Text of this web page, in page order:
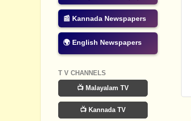
📰 Kannada Newspapers
🌍 English Newspapers
T V CHANNELS
📺 Malayalam TV
📺 Kannada TV